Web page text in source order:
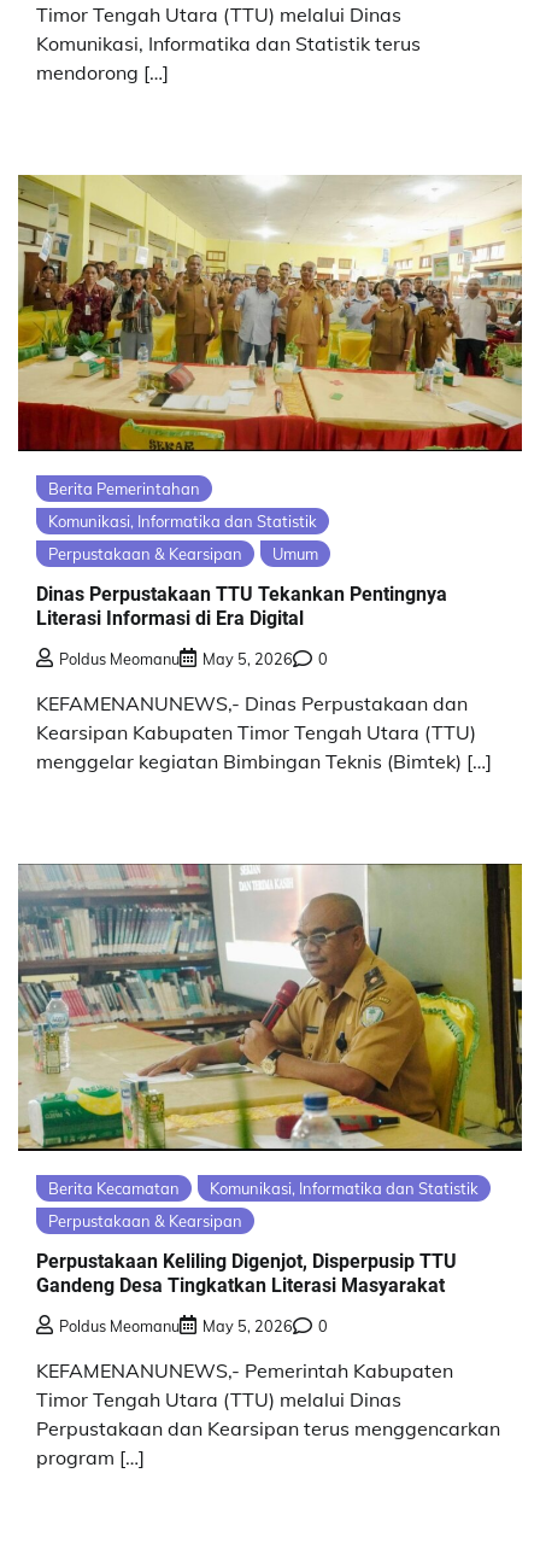
Timor Tengah Utara (TTU) melalui Dinas
Komunikasi, Informatika dan Statistik terus
mendorong […]
Berita Pemerintahan
Komunikasi, Informatika dan Statistik
Perpustakaan & Kearsipan
Umum
Dinas Perpustakaan TTU Tekankan Pentingnya
Literasi Informasi di Era Digital
Poldus Meomanu May 5, 2026 0
KEFAMENANUNEWS,- Dinas Perpustakaan dan
Kearsipan Kabupaten Timor Tengah Utara (TTU)
menggelar kegiatan Bimbingan Teknis (Bimtek) […]
Berita Kecamatan
Komunikasi, Informatika dan Statistik
Perpustakaan & Kearsipan
Perpustakaan Keliling Digenjot, Disperpusip TTU
Gandeng Desa Tingkatkan Literasi Masyarakat
Poldus Meomanu May 5, 2026 0
KEFAMENANUNEWS,- Pemerintah Kabupaten
Timor Tengah Utara (TTU) melalui Dinas
Perpustakaan dan Kearsipan terus menggencarkan
program […]